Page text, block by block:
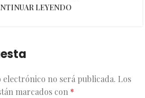
LEYENDO
no será publicada. Los
marcados con *